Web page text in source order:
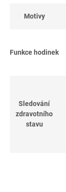
Motivy
Funkce hodinek
Sledování
zdravotního
stavu